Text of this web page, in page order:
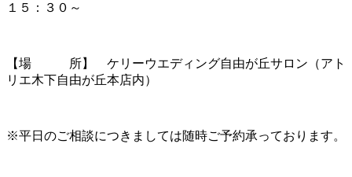
１５：３０～
【場 所】 ケリーウエディング自由が丘サロン（アト
リエ木下自由が丘本店内）
※平日のご相談につきましては随時ご予約承っております。